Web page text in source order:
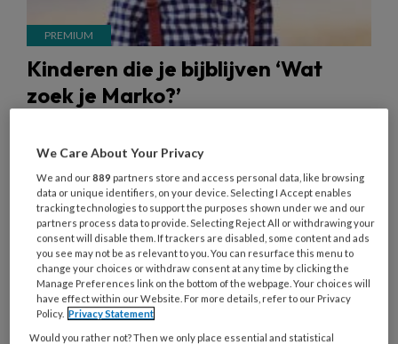
Kinderen die je bijblijven ‘Wat
zoek je Marko?’
zoveel kinderen ‘door je handen' gegaan. Elk kind
met een eigen verhaal. Van sommige kinderen
blijft het verhaal nog lang in je hoofd hangen.
Misschien vraag je je af: wat zou er van dit kind
geworden zijn? Hebben we het wel goed gedaan?
In dit nummer: het verhaal van Marko (niet zijn
echte naam).
We Care About Your Privacy
We and our889 partners store and access personal data, like browsing
data or unique identifiers, on your device. Selecting I Accept enables
tracking technologies to support the purposes shown under we and our
partners process data to provide. Selecting Reject All or withdrawing your
consent will disable them. If trackers are disabled, some content and ads
you see may not be as relevant to you. You can resurface this menu to
change your choices or withdraw consent at any time by clicking the
Manage Preferences link on the bottom of the webpage. Your choices will
have effect within our Website. For more details, refer to our Privacy
Policy. Privacy Statement
Would you rather not? Then we only place essential and statistical